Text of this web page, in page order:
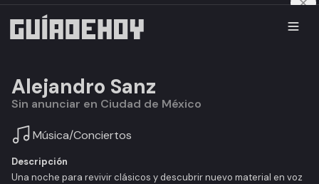
Alejandro Sanz
Sin anunciar en Ciudad de México
Música/Conciertos
Descripción
Una noche para revivir clásicos y descubrir nuevo material en voz